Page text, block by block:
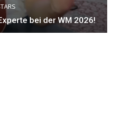
bei der WM 2026!